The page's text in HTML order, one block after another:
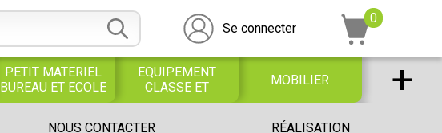
Se connecter
0
PETIT MATERIEL
BUREAU ET ECOLE
EQUIPEMENT
CLASSE ET
BUREAU
MOBILIER
UNIVERS PETITE
+
NOUS CONTACTER RÉALISATION